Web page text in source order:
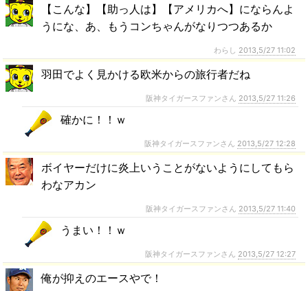
【こんな】【助っ人は】【アメリカへ】にならんよ
うにな、あ、もうコンちゃんがなりつつあるか
わらし 2013,5/27 11:02
羽田でよく見かける欧米からの旅行者だね
阪神タイガースファンさん 2013,5/27 11:26
確かに！！ｗ
阪神タイガースファンさん 2013,5/27 12:28
ボイヤーだけに炎上いうことがないようにしてもら
わなアカン
阪神タイガースファンさん 2013,5/27 11:40
うまい！！ｗ
阪神タイガースファンさん 2013,5/27 12:27
俺が抑えのエースやで！